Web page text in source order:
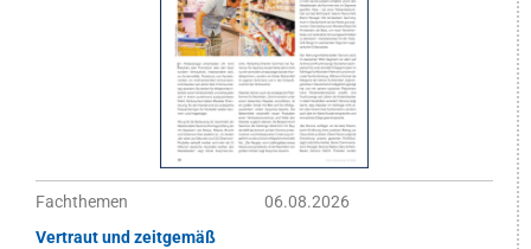
Fachthemen
06.08.2026
Vertraut und zeitgemäß